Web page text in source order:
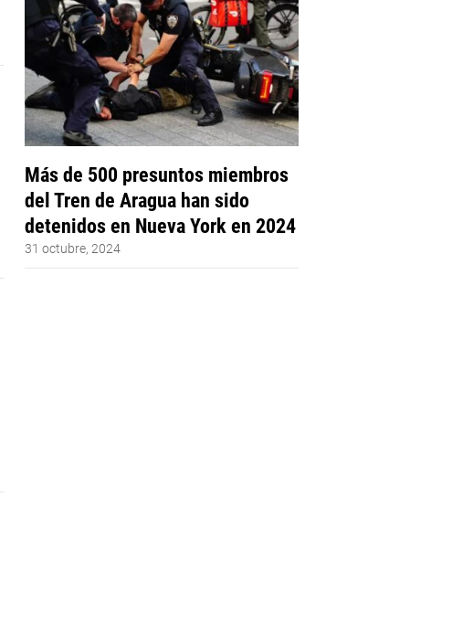
Más de 500 presuntos miembros
del Tren de Aragua han sido
detenidos en Nueva York en 2024
31 octubre, 2024